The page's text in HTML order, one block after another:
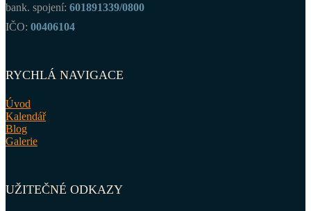
bank. spojení: 601891339/0800
IČO: 00406104
RYCHLÁ NAVIGACE
Úvod
Kalendář
Blog
Galerie
UŽITEČNÉ ODKAZY